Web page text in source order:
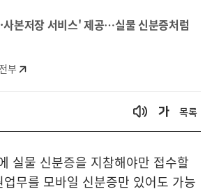
사본저장 서비스' 제공…실물 신분증처럼
부
목록
실물 신분증을 지참해야만 접수할
무를 모바일 신분증만 있어도 가능